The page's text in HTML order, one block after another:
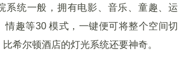
系统一般，拥有电影、音乐、童趣、运
情趣等30 模式，一键便可将整个空间切
希尔顿酒店的灯光系统还要神奇。